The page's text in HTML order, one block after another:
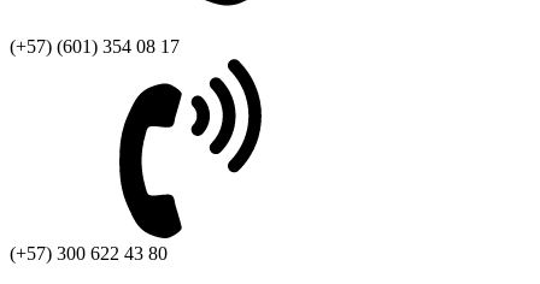
(+57) (601) 354 08 17
(+57) 300 622 43 80